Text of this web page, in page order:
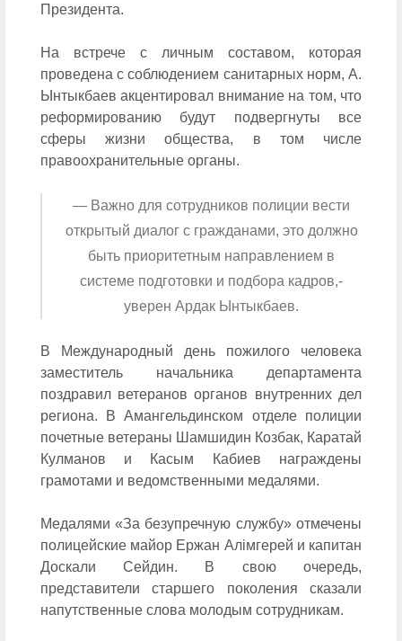
Президента.
На встрече с личным составом, которая
проведена с соблюдением санитарных норм, А.
Ынтыкбаев акцентировал внимание на том, что
реформированию будут подвергнуты все
сферы жизни общества, в том числе
правоохранительные органы.
— Важно для сотрудников полиции вести
открытый диалог с гражданами, это должно
быть приоритетным направлением в
системе подготовки и подбора кадров,-
уверен Ардак Ынтыкбаев.
В Международный день пожилого человека
заместитель начальника департамента
поздравил ветеранов органов внутренних дел
региона. В Амангельдинском отделе полиции
почетные ветераны Шамшидин Козбак, Каратай
Кулманов и Касым Кабиев награждены
грамотами и ведомственными медалями.
Медалями «За безупречную службу» отмечены
полицейские майор Ержан Алімгерей и капитан
Доскали Сейдин. В свою очередь,
представители старшего поколения сказали
напутственные слова молодым сотрудникам.